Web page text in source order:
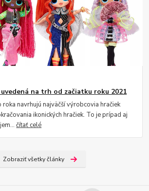
na trh od začiatku roku 2021
roka navrhujú najväčší výrobcovia hračiek
ikonických hračiek. To je prípad aj
čítať celé
Zobraziť všetky články